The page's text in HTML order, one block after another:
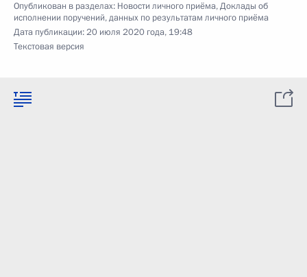
Опубликован в разделах: Новости личного приёма,Доклады об
исполнении поручений, данных по результатам личного приёма
Дата публикации:20 июля 2020 года, 19:48
Текстовая версия